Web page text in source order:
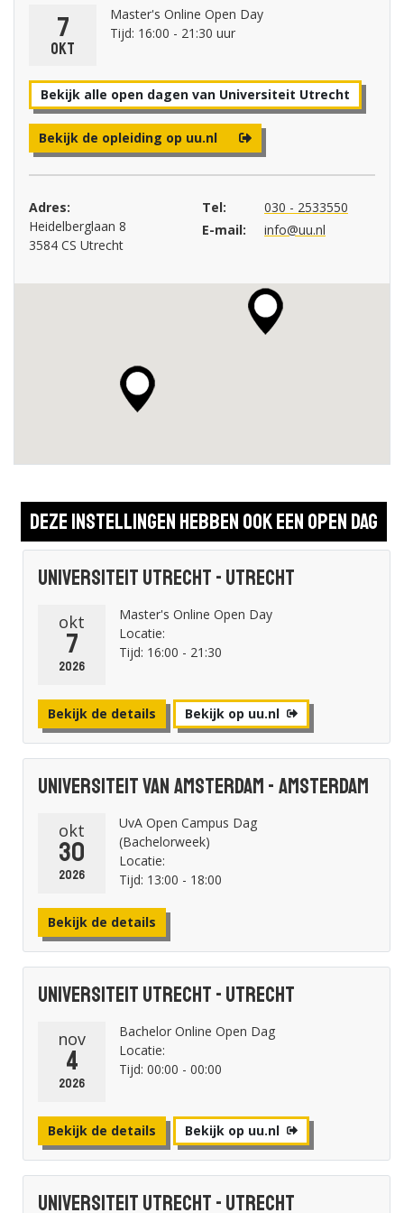
7
okt
Master's Online Open Day
Tijd: 16:00 - 21:30 uur
Bekijk alle open dagen van Universiteit Utrecht
Bekijk de opleiding op uu.nl
Adres:
Heidelberglaan 8
3584 CS Utrecht
Tel:
030 - 2533550
E-mail:
info@uu.nl
Deze instellingen hebben ook een open dag
Universiteit Utrecht - Utrecht
okt
7
2026
Master's Online Open Day
Locatie:
Tijd: 16:00 - 21:30
Bekijk de details Bekijk op uu.nl
Universiteit van Amsterdam - Amsterdam
okt
30
2026
UvA Open Campus Dag
(Bachelorweek)
Locatie:
Tijd: 13:00 - 18:00
Bekijk de details
Universiteit Utrecht - Utrecht
nov
4
2026
Bachelor Online Open Dag
Locatie:
Tijd: 00:00 - 00:00
Bekijk de details Bekijk op uu.nl
Universiteit Utrecht - Utrecht